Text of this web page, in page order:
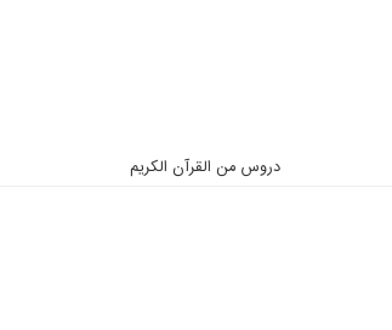
دروس من القرآن الكريم